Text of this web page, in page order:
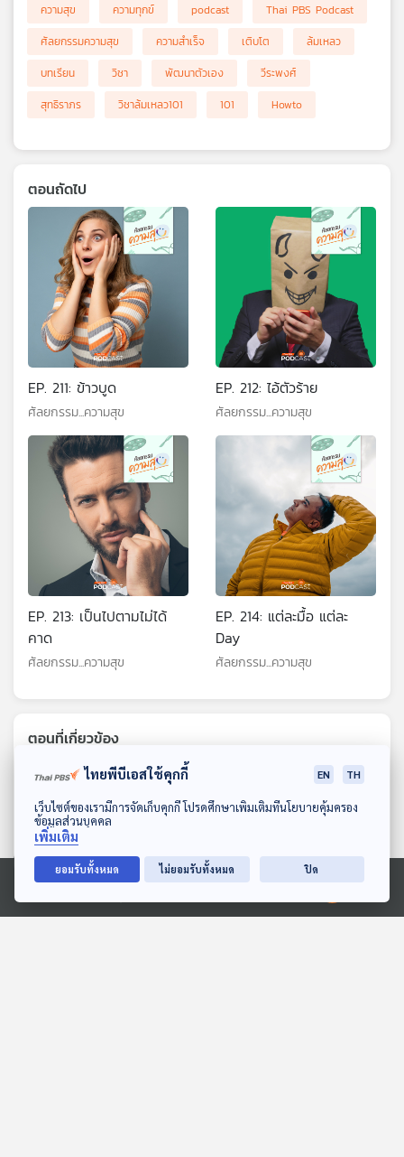
ดาวน์โหลด Thai PBS Podcast Application
Ⓒ 2020 องค์การกระจายเสียงและแพร่ภาพสาธารณะแห่งประเทศไทย
ความสุข ความทุกข์ podcast
Thai PBS Podcast
ศัลยกรรมความสุข
ความสำเร็จ เติบโต
ล้มเหลว
บทเรียน
วิชา พัฒนาตัวเอง
วีระพงศ์
สุทธิราภร
วิชาล้มเหลว101 101 Howto
ตอนถัดไป
EP. 211: ข้าวบูด
ศัลยกรรม...ความสุข
EP. 212: ไอ้ตัวร้าย
ศัลยกรรม...ความสุข
EP. 213: เป็นไปตามไม่ได้
คาด
ศัลยกรรม...ความสุข
EP. 214: แต่ละมื้อ แต่ละ
Day
ศัลยกรรม...ความสุข
ตอนที่เกี่ยวข้อง
ไทยพีบีเอสใช้คุกกี้ EN TH
เว็บไซต์ของเรามีการจัดเก็บคุกกี้ โปรดศึกษาเพิ่มเติมที่นโยบายคุ้มครอง
ข้อมูลส่วนบุคคล
เพิ่มเติม
ยอมรับทั้งหมด ไม่ยอมรับทั้งหมด ปิด